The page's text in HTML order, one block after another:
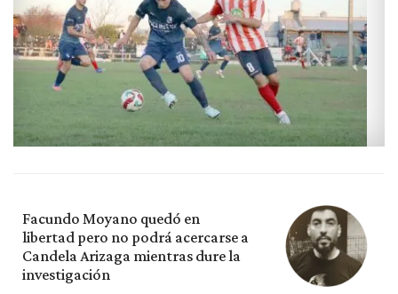
Facundo Moyano quedó en
libertad pero no podrá acercarse a
Candela Arizaga mientras dure la
investigación